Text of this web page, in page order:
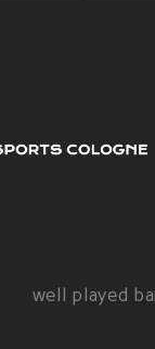
well played